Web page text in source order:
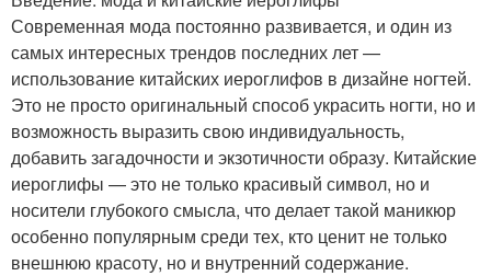
Современная мода постоянно развивается, и один из
самых интересных трендов последних лет —
использование китайских иероглифов в дизайне ногтей.
Это не просто оригинальный способ украсить ногти, но и
возможность выразить свою индивидуальность,
добавить загадочности и экзотичности образу. Китайские
иероглифы — это не только красивый символ, но и
носители глубокого смысла, что делает такой маникюр
особенно популярным среди тех, кто ценит не только
внешнюю красоту, но и внутренний содержание.